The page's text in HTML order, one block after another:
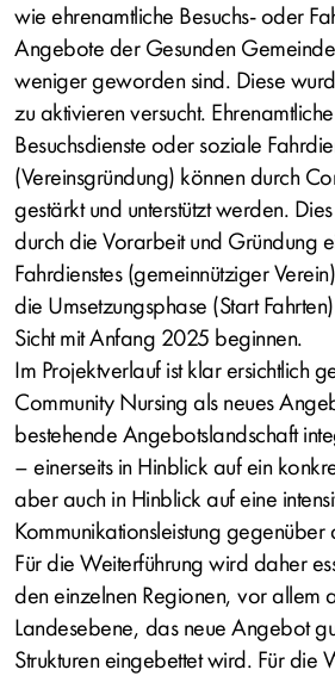
wie ehrenamtliche Besuchs- oder
Angebote der Gesunden
weniger geworden sind. Diese
zu aktivieren versucht.
Besuchsdienste oder soziale
(Vereinsgründung) können durch
gestärkt und unterstützt werden.
durch die Vorarbeit und Gründung
Fahrdienstes (gemeinnütziger
die Umsetzungsphase (Start
Sicht mit Anfang 2025 beginnen.
Im Projektverlauf ist klar ersichtlich
Community Nursing als neues
bestehende Angebotslandschaft
– einerseits in Hinblick auf ein
aber auch in Hinblick auf eine
Kommunikationsleistung
Für die Weiterführung wird daher
den einzelnen Regionen, vor allem
Landesebene, das neue Angebot
Strukturen eingebettet wird. Für die